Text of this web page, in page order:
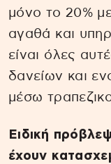
μόνο το 20%
αγαθά και
είναι όλες
δανείων και
μέσω
Ειδική
έχουν